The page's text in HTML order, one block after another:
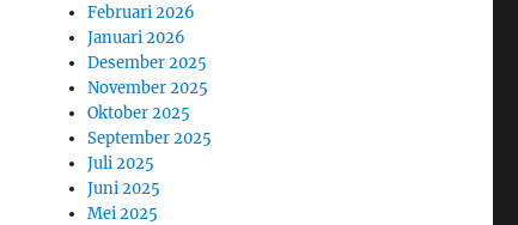
Februari 2026
Januari 2026
Desember 2025
November 2025
Oktober 2025
September 2025
Juli 2025
Juni 2025
Mei 2025